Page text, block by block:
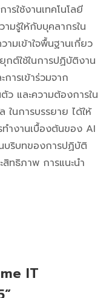
รใช้งานเทคโนโลยี
รู้ให้กับบุคลากรใน
มเข้าใจพื้นฐานเกี่ยว
กต์ใช้ในการปฏิบัติงาน
ารเข้าร่วมจาก
และความต้องการใน
ในการบรรยาย ได้ให้
ำงานเบื้องต้นของ AI
บริบทของการปฏิบัติ
ทธิภาพ การแนะนำ
IT